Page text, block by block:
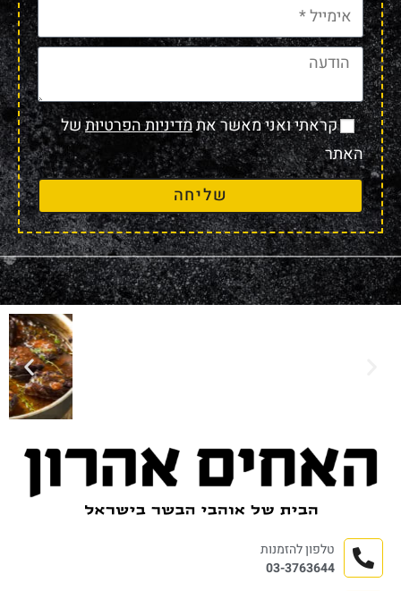
קראתי ואני מאשר אתמדיניות הפרטיותשל
האתר
שליחה
טלפון להזמנות
03-3763644